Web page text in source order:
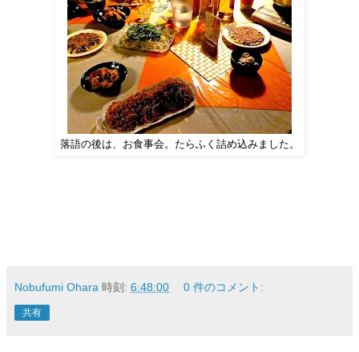
落語の後は、お食事会。たらふく詰め込みました。
Nobufumi Ohara 時刻: 6:48:00 0 件のコメント:
共有